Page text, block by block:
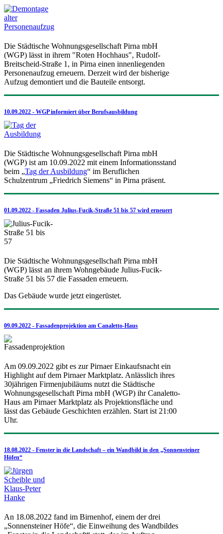
Die Städtische Wohnungsgesellschaft Pirna mbH
(WGP) lässt in ihrem "Roten Hochhaus", Rudolf-
Breitscheid-Straße 1, in Pirna einen innenliegenden
Personenaufzug erneuern. Derzeit wird der bisherige
Aufzug demontiert und die Bauteile entsorgt.
10.09.2022 - WGP informiert über Berufsausbildung
Die Städtische Wohnungsgesellschaft Pirna mbH
(WGP) ist am 10.09.2022 mit einem Informationsstand
beim „Tag der Ausbildung“ im Beruflichen
Schulzentrum „Friedrich Siemens“ in Pirna präsent.
01.09.2022 - Fassaden Julius-Fucik-Straße 51 bis 57 wird erneuert
Die Städtische Wohnungsgesellschaft Pirna mbH
(WGP) lässt an ihrem Wohngebäude Julius-Fucik-
Straße 51 bis 57 die Fassaden erneuern.
Das Gebäude wurde jetzt eingerüstet.
09.09.2022 - Fassadenprojektion am Canaletto-Haus
Am 09.09.2022 gibt es zur Pirnaer Einkaufsnacht ein
Highlight auf dem Pirnaer Marktplatz. Anlässlich ihres
30jährigen Firmenjubiläums nutzt die Städtische
Wohnungsgesellschaft Pirna mbH (WGP) ihr Canaletto-
Haus am Pirnaer Marktplatz als Projektionsfläche und
lässt das Gebäude Geschichten erzählen. Start ist 21:00
Uhr.
18.08.2022 - Fenster in die Landschaft – ein Wandbild in den „Sonnensteiner
Höfen“
An 18.08.2022 fand im Birnenhof, einem der drei
„Sonnensteiner Höfe“, die Einweihung des Wandbildes